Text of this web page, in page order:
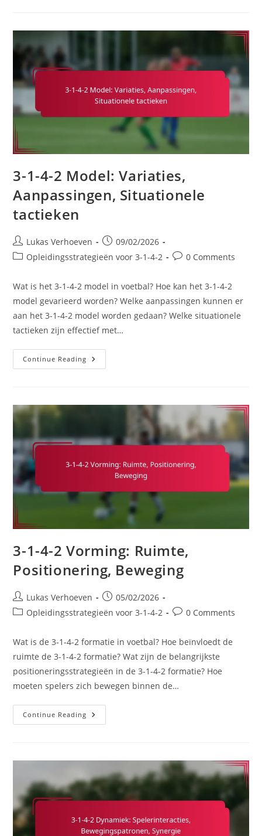
Balbezit,
3-1-4-2 Model: Variaties,
Aanpassingen, Situationele
tactieken
Post
author:
Lukas Verhoeven
Post
published:
09/02/2026
PostOpleidingsstrategieën voor 3-1-4-2
Post0 Comments
Wat is het 3-1-4-2 model in voetbal? Hoe kan het 3-1-4-2
model gevarieerd worden? Welke aanpassingen kunnen er
aan het 3-1-4-2 model worden gedaan? Welke situationele
tactieken zijn effectief met…
Continue Reading 3-
1-
Aanpassingen,
3-1-4-2 Vorming: Ruimte,
Positionering, Beweging
Post
author:
Lukas Verhoeven
Post
published:
05/02/2026
PostOpleidingsstrategieën voor 3-1-4-2
Post0 Comments
Wat is de 3-1-4-2 formatie in voetbal? Hoe beïnvloedt de
ruimte de 3-1-4-2 formatie? Wat zijn de belangrijkste
positioneringsstrategieën in de 3-1-4-2 formatie? Hoe
moeten spelers zich bewegen binnen de…
Continue Reading 3-
1-
Positionering,
Beweging